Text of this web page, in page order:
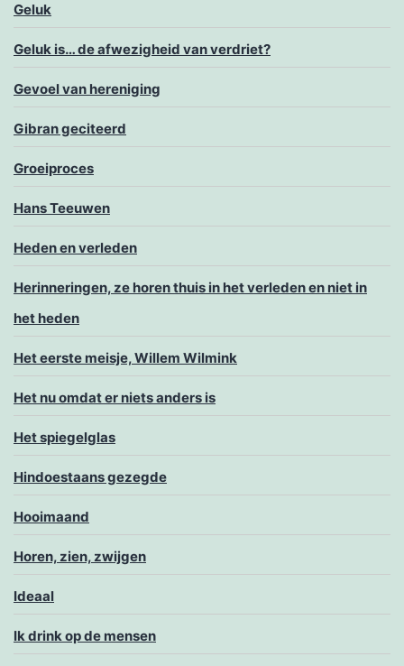
Geluk
Geluk is… de afwezigheid van verdriet?
Gevoel van hereniging
Gibran geciteerd
Groeiproces
Hans Teeuwen
Heden en verleden
Herinneringen, ze horen thuis in het verleden en niet in
het heden
Het eerste meisje, Willem Wilmink
Het nu omdat er niets anders is
Het spiegelglas
Hindoestaans gezegde
Hooimaand
Horen, zien, zwijgen
Ideaal
Ik drink op de mensen